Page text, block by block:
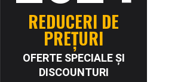
REDUCERI DE
PREȚURI
OFERTE SPECIALE ȘI
DISCOUNTURI